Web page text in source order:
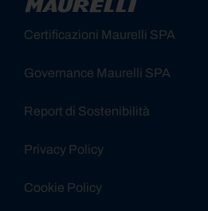
Certificazioni Maurelli SPA
Governance Maurelli SPA
Report di Sostenibilità
Privacy Policy
Cookie Policy